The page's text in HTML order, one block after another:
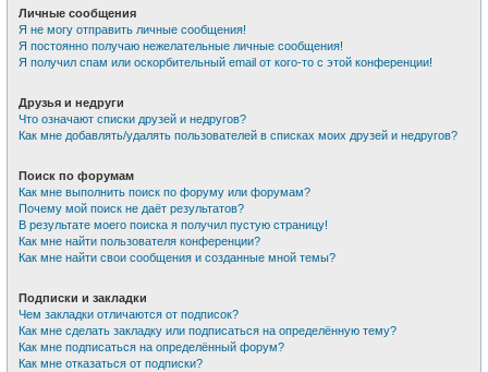
Личные сообщения
Я не могу отправить личные сообщения!
Я постоянно получаю нежелательные личные сообщения!
Я получил спам или оскорбительный email от кого-то с этой конференции!
Друзья и недруги
Что означают списки друзей и недругов?
Как мне добавлять/удалять пользователей в списках моих друзей и недругов?
Поиск по форумам
Как мне выполнить поиск по форуму или форумам?
Почему мой поиск не даёт результатов?
В результате моего поиска я получил пустую страницу!
Как мне найти пользователя конференции?
Как мне найти свои сообщения и созданные мной темы?
Подписки и закладки
Чем закладки отличаются от подписок?
Как мне сделать закладку или подписаться на определённую тему?
Как мне подписаться на определённый форум?
Как мне отказаться от подписки?